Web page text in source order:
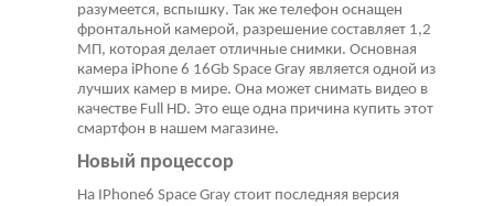
разумеется, вспышку. Так же телефон оснащен
фронтальной камерой, разрешение составляет 1,2
МП, которая делает отличные снимки. Основная
камера iPhone 6 16Gb Space Gray является одной из
лучших камер в мире. Она может снимать видео в
качестве Full HD. Это еще одна причина купить этот
смартфон в нашем магазине.
Новый процессор
На IPhone6 Space Gray стоит последняя версия